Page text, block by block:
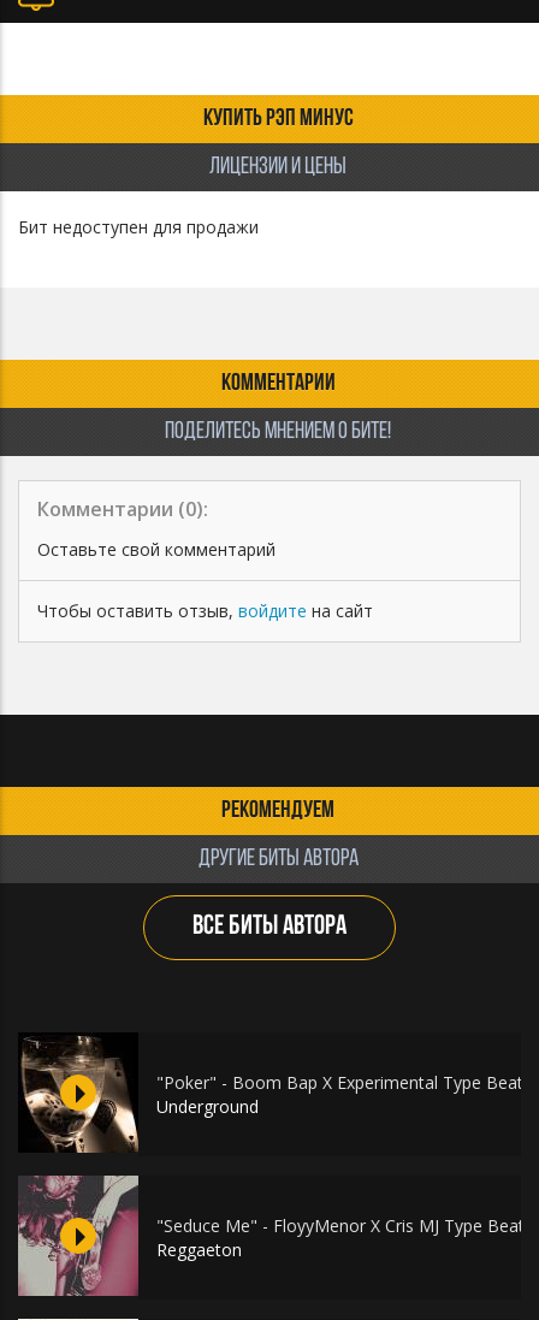
КУПИТЬ РЭП МИНУС
ЛИЦЕНЗИИ И ЦЕНЫ
Бит недоступен для продажи
КОММЕНТАРИИ
ПОДЕЛИТЕСЬ МНЕНИЕМ О БИТЕ!
Комментарии (0):
Оставьте свой комментарий
Чтобы оставить отзыв, войдите на сайт
РЕКОМЕНДУЕМ
ДРУГИЕ БИТЫ АВТОРА
ВСЕ БИТЫ АВТОРА
"Poker" - Boom Bap X Experimental Type Beat
Underground
"Seduce Me" - FloyyMenor X Cris MJ Type Beat
Reggaeton